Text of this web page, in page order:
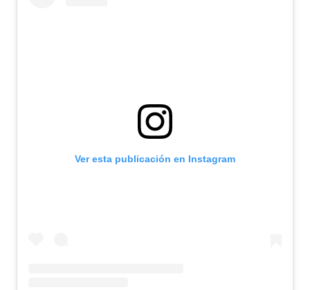
Ver esta publicación en Instagram